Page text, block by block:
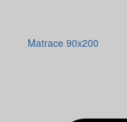
Matrace 90x200